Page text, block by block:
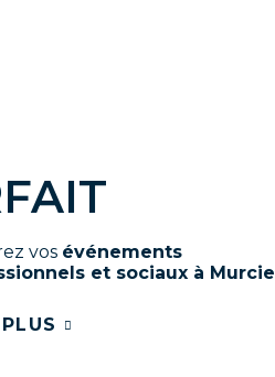
vos événements
et sociaux à Murcie